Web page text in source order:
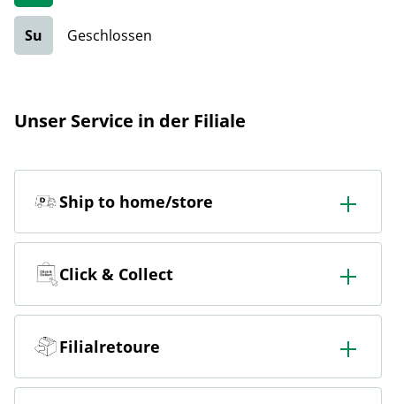
Su Geschlossen
Unser Service in der Filiale
Ship to home/store
In der Filiale bestellen & in die Filiale oder nach Hause
liefern lassen.
Click & Collect
Online bestellen & kostenlos hier in der Filiale abholen
Filialretoure
Online bestellen & kostenlos in der Filiale zurückgeben